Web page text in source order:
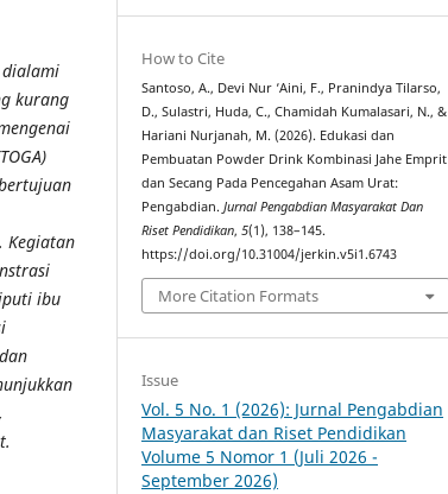
dialami
kurang
Kegiatan
ibu
How to Cite
Santoso, A., Devi Nur ‘Aini, F., Pranindya Tilarso,
D., Sulastri, Huda, C., Chamidah Kumalasari, N., &
Hariani Nurjanah, M. (2026). Edukasi dan
Pembuatan Powder Drink Kombinasi Jahe Emprit
dan Secang Pada Pencegahan Asam Urat:
Pengabdian.Jurnal Pengabdian Masyarakat Dan
Riset Pendidikan,5(1), 138–145.
https://doi.org/10.31004/jerkin.v5i1.6743
More Citation Formats
Issue
Vol. 5 No. 1 (2026): Jurnal Pengabdian
Masyarakat dan Riset Pendidikan
Volume 5 Nomor 1 (Juli 2026 -
September 2026)